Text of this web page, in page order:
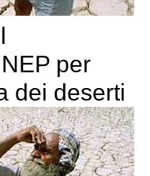
per
dei deserti